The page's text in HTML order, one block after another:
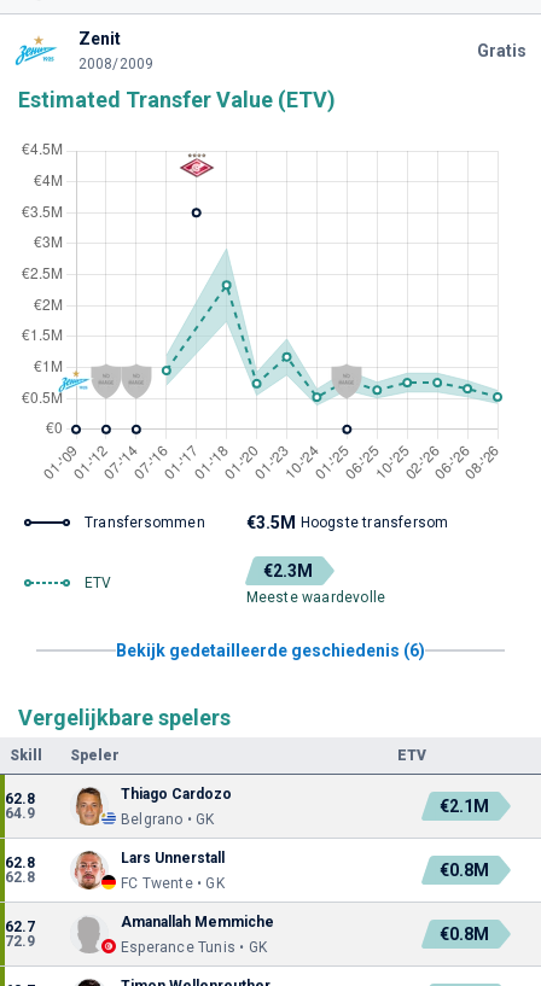
Zenit
2008/2009
Gratis
Estimated Transfer Value (ETV)
Transfersommen €3.5M Hoogste transfersom
ETV
€2.3M
Meeste waardevolle
Bekijk gedetailleerde geschiedenis (6)
Vergelijkbare spelers
Skill Speler ETV
62.8
64.9
Thiago Cardozo
Belgrano • GK
€2.1M
62.8
62.8
Lars Unnerstall
FC Twente • GK
€0.8M
62.7
72.9
Amanallah Memmiche
Esperance Tunis • GK
€0.8M